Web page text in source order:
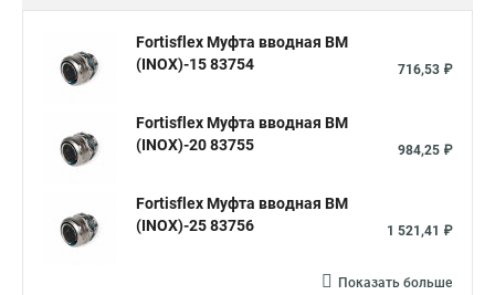
Fortisflex Муфта вводная ВМ
(INOX)-15 83754
716,53 ₽
Fortisflex Муфта вводная ВМ
(INOX)-20 83755
984,25 ₽
Fortisflex Муфта вводная ВМ
(INOX)-25 83756
1 521,41 ₽
Показать больше